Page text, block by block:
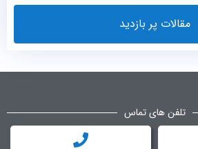
مقالات پر بازدید
تلفن های تماس